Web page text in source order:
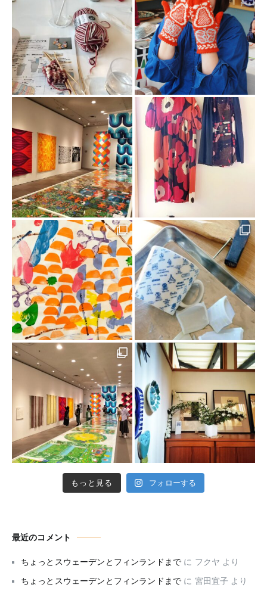
もっと見る フォローする
最近のコメント
ちょっとスウェーデンとフィンランドまで に フクヤ より
ちょっとスウェーデンとフィンランドまで に 宮田宜子 より